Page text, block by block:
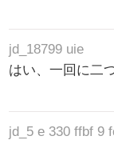
jd_18799 uie
はい、一回に二
jd_5 e 330 ffbf 9